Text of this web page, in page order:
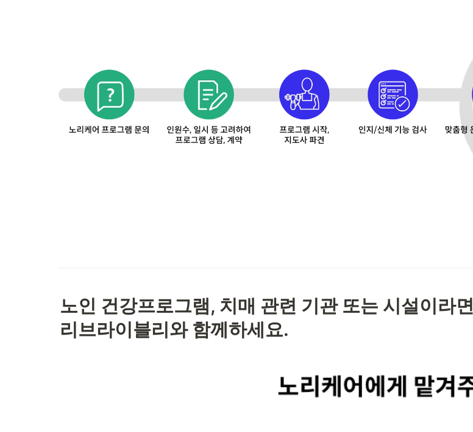
노인 건강프로그램, 치매 관련 기관 또는 시설이라면
리브라이블리와 함께하세요.